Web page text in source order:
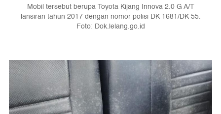
Mobil tersebut berupa Toyota Kijang Innova 2.0 G A/T
lansiran tahun 2017 dengan nomor polisi DK 1681/DK 55.
Foto: Dok.lelang.go.id